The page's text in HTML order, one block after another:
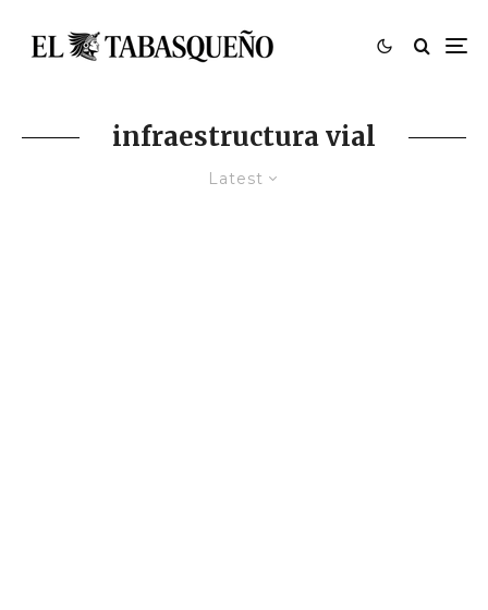
infraestructura vial
Latest